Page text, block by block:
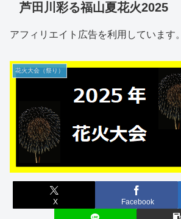
芦田川彩る福山夏花火2025
アフィリエイト広告を利用しています。
花火大会（祭り）
X Facebook